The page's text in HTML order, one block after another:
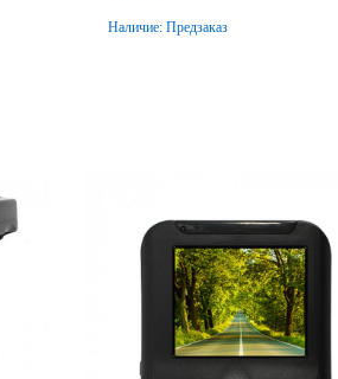
Предзаказ
Наличие: Предзаказ